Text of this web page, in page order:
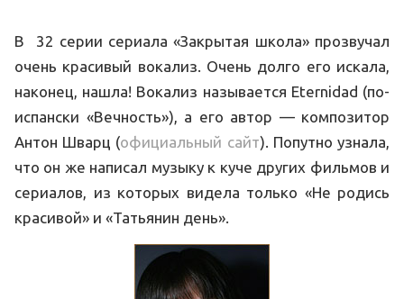
В 32 серии сериала «Закрытая школа» прозвучал
очень красивый вокализ. Очень долго его искала,
наконец, нашла! Вокализ называется Eternidad (по-
испански «Вечность»), а его автор — композитор
Антон Шварц (официальный сайт). Попутно узнала,
что он же написал музыку к куче других фильмов и
сериалов, из которых видела только «Не родись
красивой» и «Татьянин день».